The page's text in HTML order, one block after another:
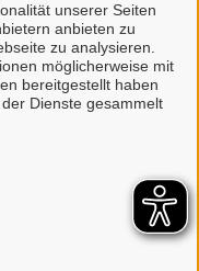
unserer Seiten
anbieten zu
zu analysieren.
möglicherweise mit
bereitgestellt haben
Dienste gesammelt